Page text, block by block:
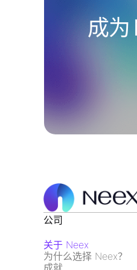
成为
公司
关于 Neex
为什么选择 Neex？
成就